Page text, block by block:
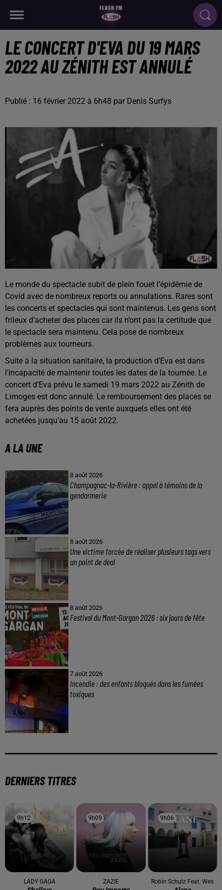
LE CONCERT D'EVA DU 19 MARS
2022 AU ZÉNITH EST ANNULÉ
Publié : 16 février 2022 à 6h48 par Denis Surfys
Le monde du spectacle subit de plein fouet l’épidémie de
Covid avec de nombreux reports ou annulations. Rares sont
les concerts et spectacles qui sont maintenus. Les gens sont
frileux d’acheter des places car ils n’ont pas la certitude que
le spectacle sera maintenu. Cela pose de nombreux
problèmes aux tourneurs.
Suite à la situation sanitaire, la production d’Eva est dans
l’incapacité de maintenir toutes les dates de la tournée. Le
concert d’Eva prévu le samedi 19 mars 2022 au Zénith de
Limoges est donc annulé. Le remboursement des places se
fera auprès des points de vente auxquels elles ont été
achetées jusqu’au 15 août 2022.
A LA UNE
8 août 2026
Champagnac-la-Rivière : appel à témoins de la
gendarmerie
8 août 2026
Une victime forcée de réaliser plusieurs tags vers
un point de deal
8 août 2026
Festival du Mont-Gargan 2026 : six jours de fête
7 août 2026
Incendie : des enfants bloqués dans les fumées
toxiques
DERNIERS TITRES
9h12
9h12
LADY GAGA
9h09
9h09
ZAZIE
9h06
9h06
Robin Schulz Feat. Wes